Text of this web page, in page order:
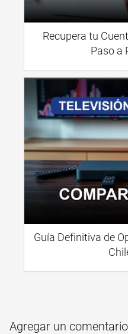
Recupera tu
Paso a
Guía Definitiva de
Agregar un comentario